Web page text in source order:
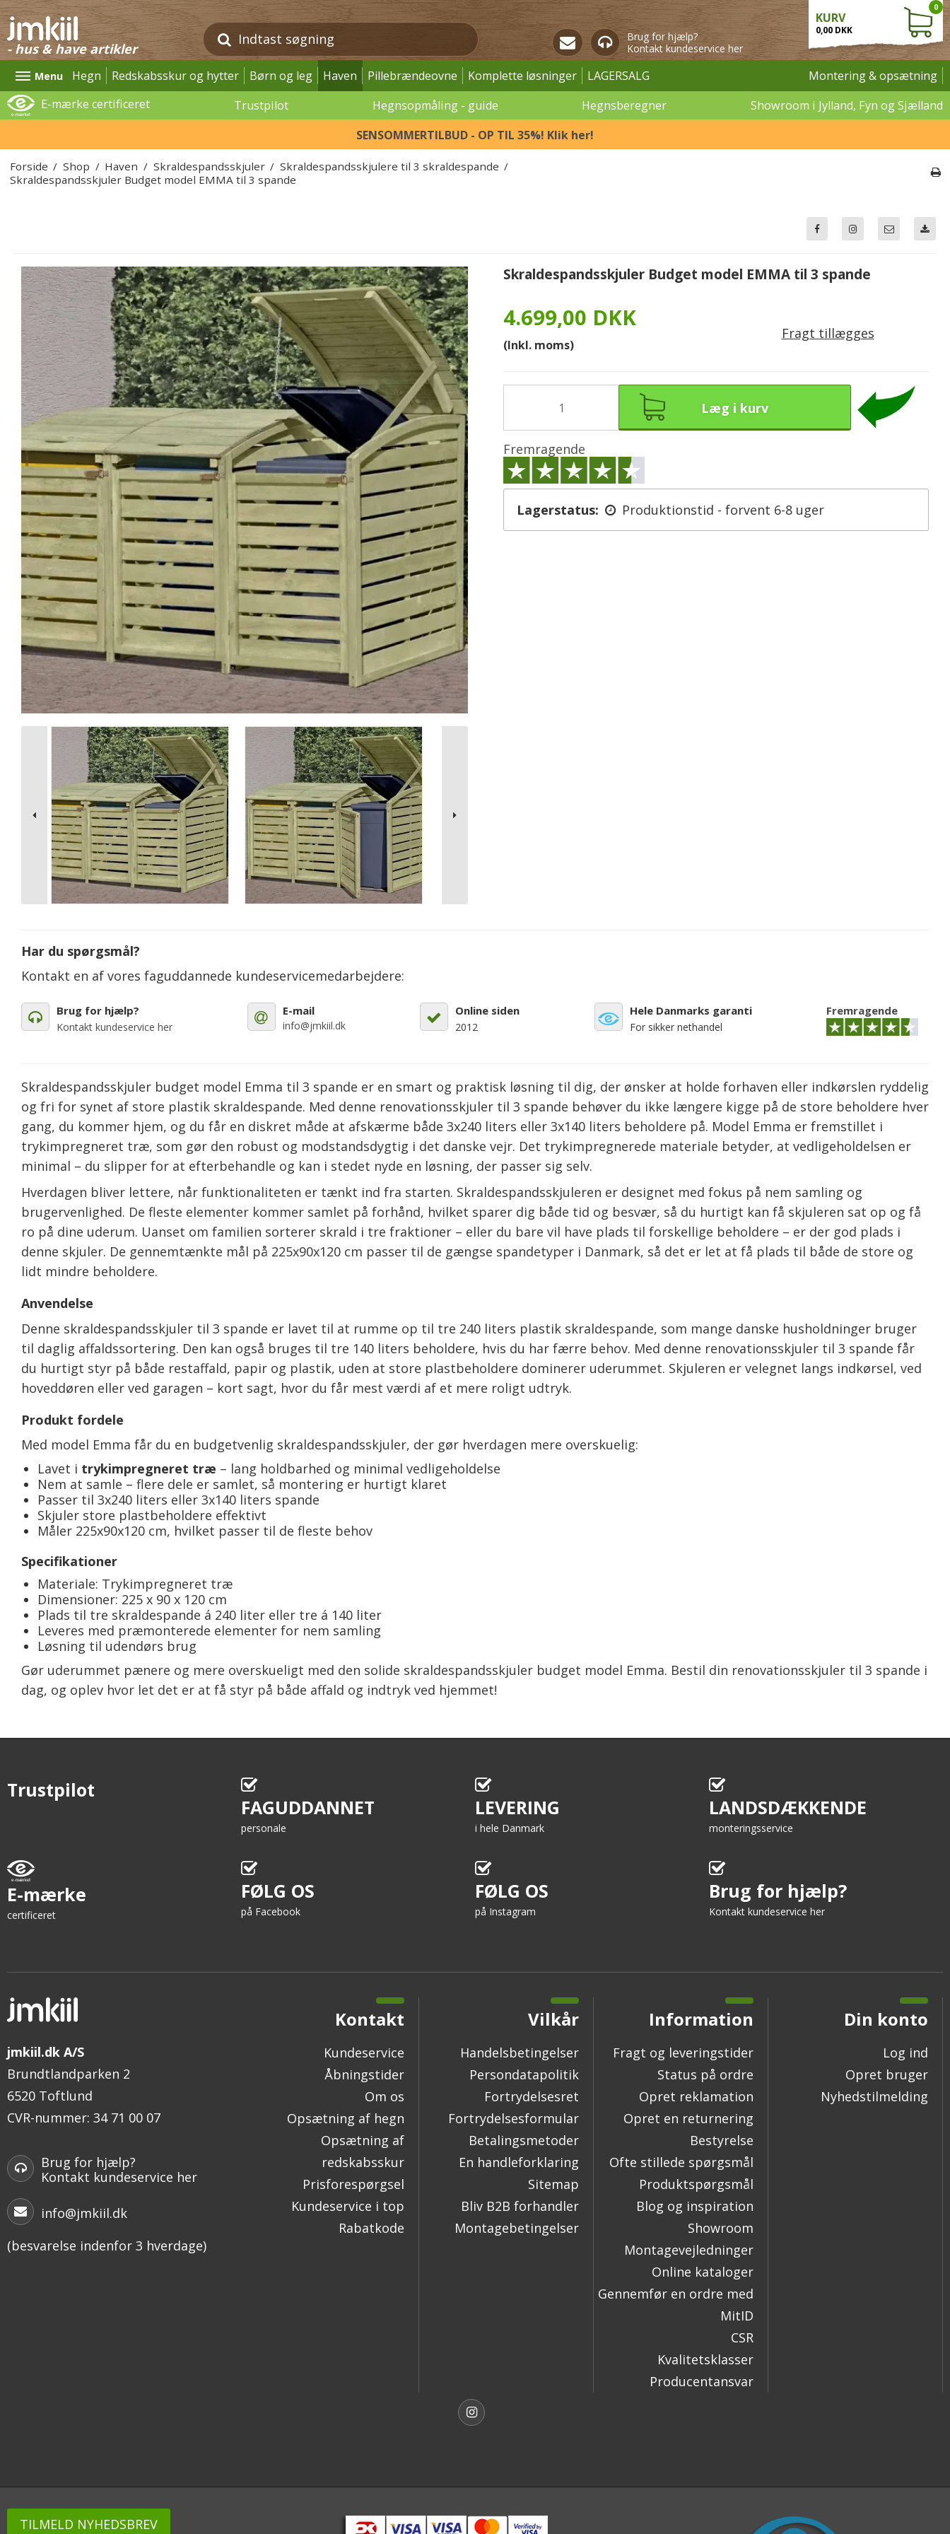
- hus & have artikler
Brug for hjælp?
Kontakt kundeservice her
KURV
0,00 DKK
0
Menu Hegn Redskabsskur og hytter Børn og leg Haven Pillebrændeovne Komplette løsninger LAGERSALG
Montering & opsætning
E-mærke certificeret
Trustpilot Hegnsopmåling - guide Hegnsberegner
Showroom i Jylland, Fyn og Sjælland
SENSOMMERTILBUD - OP TIL 35%! Klik her!
Forside / Shop / Haven / Skraldespandsskjuler / Skraldespandsskjulere til 3 skraldespande /
Skraldespandsskjuler Budget model EMMA til 3 spande
Skraldespandsskjuler Budget model EMMA til 3 spande
4.699,00 DKK
(Inkl. moms)
Fragt tillægges
Læg i kurv
Fremragende
Lagerstatus: Produktionstid - forvent 6-8 uger
Har du spørgsmål?
Kontakt en af vores faguddannede kundeservicemedarbejdere:
Brug for hjælp?
Kontakt kundeservice her
E-mail
info@jmkiil.dk
Online siden
2012
Hele Danmarks garanti
For sikker nethandel
Fremragende
Skraldespandsskjuler budget model Emma til 3 spande er en smart og praktisk løsning til dig, der ønsker at holde forhaven eller indkørslen ryddelig
og fri for synet af store plastik skraldespande. Med denne renovationsskjuler til 3 spande behøver du ikke længere kigge på de store beholdere hver
gang, du kommer hjem, og du får en diskret måde at afskærme både 3x240 liters eller 3x140 liters beholdere på. Model Emma er fremstillet i
trykimpregneret træ, som gør den robust og modstandsdygtig i det danske vejr. Det trykimpregnerede materiale betyder, at vedligeholdelsen er
minimal – du slipper for at efterbehandle og kan i stedet nyde en løsning, der passer sig selv.
Hverdagen bliver lettere, når funktionaliteten er tænkt ind fra starten. Skraldespandsskjuleren er designet med fokus på nem samling og
brugervenlighed. De fleste elementer kommer samlet på forhånd, hvilket sparer dig både tid og besvær, så du hurtigt kan få skjuleren sat op og få
ro på dine uderum. Uanset om familien sorterer skrald i tre fraktioner – eller du bare vil have plads til forskellige beholdere – er der god plads i
denne skjuler. De gennemtænkte mål på 225x90x120 cm passer til de gængse spandetyper i Danmark, så det er let at få plads til både de store og
lidt mindre beholdere.
Anvendelse
Denne skraldespandsskjuler til 3 spande er lavet til at rumme op til tre 240 liters plastik skraldespande, som mange danske husholdninger bruger
til daglig affaldssortering. Den kan også bruges til tre 140 liters beholdere, hvis du har færre behov. Med denne renovationsskjuler til 3 spande får
du hurtigt styr på både restaffald, papir og plastik, uden at store plastbeholdere dominerer uderummet. Skjuleren er velegnet langs indkørsel, ved
hoveddøren eller ved garagen – kort sagt, hvor du får mest værdi af et mere roligt udtryk.
Produkt fordele
Med model Emma får du en budgetvenlig skraldespandsskjuler, der gør hverdagen mere overskuelig:
Lavet i trykimpregneret træ – lang holdbarhed og minimal vedligeholdelse
Nem at samle – flere dele er samlet, så montering er hurtigt klaret
Passer til 3x240 liters eller 3x140 liters spande
Skjuler store plastbeholdere effektivt
Måler 225x90x120 cm, hvilket passer til de fleste behov
Specifikationer
Materiale: Trykimpregneret træ
Dimensioner: 225 x 90 x 120 cm
Plads til tre skraldespande á 240 liter eller tre á 140 liter
Leveres med præmonterede elementer for nem samling
Løsning til udendørs brug
Gør uderummet pænere og mere overskueligt med den solide skraldespandsskjuler budget model Emma. Bestil din renovationsskjuler til 3 spande i
dag, og oplev hvor let det er at få styr på både affald og indtryk ved hjemmet!
Trustpilot
FAGUDDANNET
personale
LEVERING
i hele Danmark
LANDSDÆKKENDE
monteringsservice
E-mærke
certificeret
FØLG OS
på Facebook
FØLG OS
på Instagram
Brug for hjælp?
Kontakt kundeservice her
jmkiil.dk A/S
Brundtlandparken 2
6520 Toftlund
CVR-nummer: 34 71 00 07
Brug for hjælp?
Kontakt kundeservice her
info@jmkiil.dk
(besvarelse indenfor 3 hverdage)
Kontakt
Kundeservice
Åbningstider
Om os
Opsætning af hegn
Opsætning af
redskabsskur
Prisforespørgsel
Kundeservice i top
Rabatkode
Vilkår
Handelsbetingelser
Persondatapolitik
Fortrydelsesret
Fortrydelsesformular
Betalingsmetoder
En handleforklaring
Sitemap
Bliv B2B forhandler
Montagebetingelser
Information
Fragt og leveringstider
Status på ordre
Opret reklamation
Opret en returnering
Bestyrelse
Ofte stillede spørgsmål
Produktspørgsmål
Blog og inspiration
Showroom
Montagevejledninger
Online kataloger
Gennemfør en ordre med
MitID
CSR
Kvalitetsklasser
Producentansvar
Din konto
Log ind
Opret bruger
Nyhedstilmelding
TILMELD NYHEDSBREV